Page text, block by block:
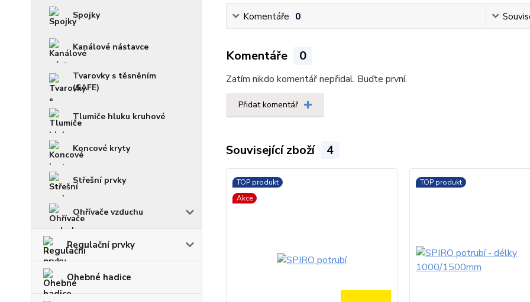
Spojky
Kanálové nástavce
Tvarovky s těsněním
(SAFE)
Tlumiče hluku kruhové
Koncové kryty
Střešní prvky
Ohřívače vzduchu
Regulační prvky
Ohebné hadice
Komentáře 0
Komentáře 0
Zatím nikdo komentář nepřidal. Buďte první.
Přidat komentář
Související zboží 4
TOP produkt
Akce
TOP produkt